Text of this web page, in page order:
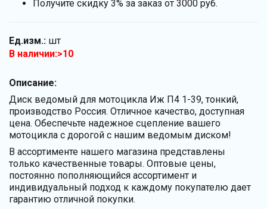
Получите скидку 3% за заказ от 3000 руб.
Ед.изм.: шт
В наличии:>10
Описание:
Диск ведомый для мотоцикла Иж П4 1-39, тонкий,
производство Россия. Отличное качество, доступная
цена. Обеспечьте надежное сцепление вашего
мотоцикла с дорогой с нашим ведомым диском!
В ассортименте нашего магазина представлены
только качественные товары. Оптовые цены,
постоянно пополняющийся ассортимент и
индивидуальный подход к каждому покупателю дает
гарантию отличной покупки.